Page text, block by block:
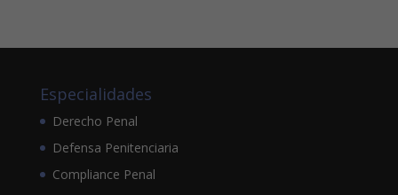
Especialidades
Derecho Penal
Defensa Penitenciaria
Compliance Penal